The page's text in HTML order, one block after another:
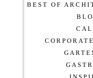
BEST OF